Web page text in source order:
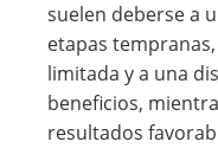
suelen deberse a
etapas
limitada y a una
beneficios,
resultados